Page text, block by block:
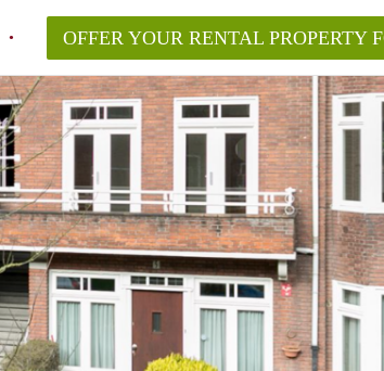
OFFER YOUR RENTAL PROPERTY